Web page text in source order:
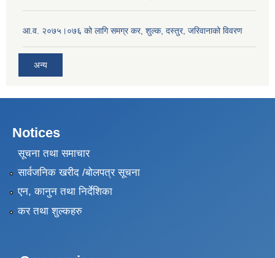
आ.व. २०७५।०७६ को लागि समग्र कर, शुल्क, दस्तुर, जरिवानाको विवरण
अन्य
Notices
सूचना तथा समाचार
सार्वजनिक खरीद /बोलपत्र सूचना
एन, कानुन तथा निर्देशिका
कर तथा शुल्कहरु